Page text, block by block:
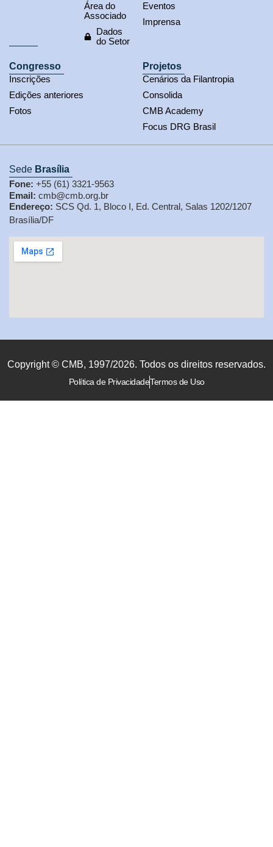
Área do
Associado
Dados
do Setor
Eventos
Imprensa
Congresso
Inscrições
Edições anteriores
Fotos
Projetos
Cenários da Filantropia
Consolida
CMB Academy
Focus DRG Brasil
Sede Brasília
Fone: +55 (61) 3321-9563
Email: cmb@cmb.org.br
Endereço: SCS Qd. 1, Bloco I, Ed. Central, Salas 1202/1207
Brasília/DF
Copyright © CMB, 1997/2026. Todos os direitos reservados.
Política de PrivacidadeTermos de Uso